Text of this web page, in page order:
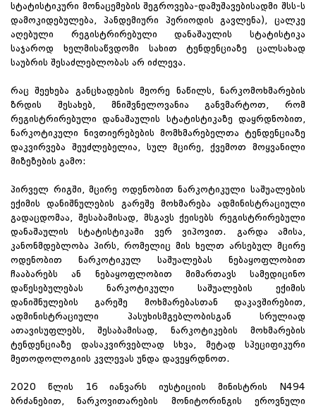
სტატისტიკური მონაცემების შეგროვება-დამუშავებისადმი შსს-ს
დამოკიდებულება, პანდემიური პერიოდის გავლენა), ცალკე
აღებული რეგისტრირებული დანაშაულის სტატისტიკა
საჯაროდ ხელმისაწვდომი სახით ტენდენციაზე ცალსახად
საუბრის შესაძლებლობას არ იძლევა.
რაც შეეხება განცხადების მეორე ნაწილს, ნარკომოხმარების
ზრდის შესახებ, მნიშვნელოვანია განვმარტოთ, რომ
რეგისტრირებული დანაშაულის სტატისტიკაზე დაყრდნობით,
ნარკოტიკული ნივთიერებების მომხმარებელთა ტენდენციაზე
დაკვირვება შეუძლებელია, სულ მცირე, ქვემოთ მოყვანილი
მიზეზების გამო:
პირველ რიგში, მცირე ოდენობით ნარკოტიკული საშუალების
ექიმის დანიშნულების გარეშე მოხმარება ადმინისტრაციული
გადაცდომაა, შესაბამისად, მსგავს ქეისებს რეგისტრირებული
დანაშაულის სტატისტიკაში ვერ ვიპოვით. გარდა ამისა,
კანონმდებლობა პირს, რომელიც მის ხელთ არსებულ მცირე
ოდენობით ნარკოტიკულ საშუალებას ნებაყოფლობით
ჩააბარებს ან ნებაყოფლობით მიმართავს სამედიცინო
დაწესებულებას ნარკოტიკული საშუალების ექიმის
დანიშნულების გარეშე მოხმარებასთან დაკავშირებით,
ადმინისტრაციული პასუხისმგებლობისგან სრულიად
ათავისუფლებს, შესაბამისად, ნარკოტიკების მოხმარების
ტენდენციაზე დასაკვირვებლად სხვა, მეტად სპეციფიკური
მეთოდოლოგიის კვლევას უნდა დავეყრდნოთ.
2020 წლის 16 იანვარს იუსტიციის მინისტრის N494
ბრძანებით, ნარკოვითარების მონიტორინგის ეროვნული